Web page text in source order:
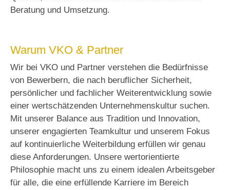
Beratung und Umsetzung.
Warum VKO & Partner
Wir bei VKO und Partner verstehen die Bedürfnisse
von Bewerbern, die nach beruflicher Sicherheit,
persönlicher und fachlicher Weiterentwicklung sowie
einer wertschätzenden Unternehmenskultur suchen.
Mit unserer Balance aus Tradition und Innovation,
unserer engagierten Teamkultur und unserem Fokus
auf kontinuierliche Weiterbildung erfüllen wir genau
diese Anforderungen. Unsere wertorientierte
Philosophie macht uns zu einem idealen Arbeitsgeber
für alle, die eine erfüllende Karriere im Bereich